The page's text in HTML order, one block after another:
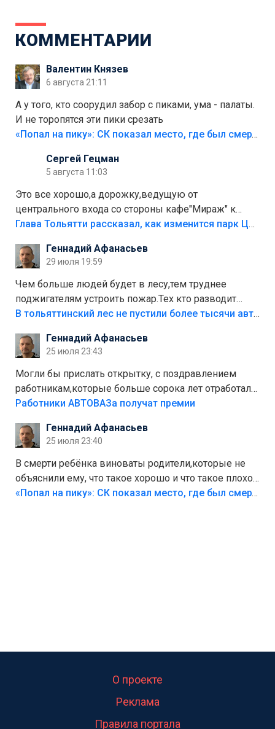
КОММЕНТАРИИ
Валентин Князев
6 августа 21:11
А у того, кто соорудил забор с пиками, ума - палаты.
И не торопятся эти пики срезать
«Попал на пику»: СК показал место, где был смертельно травмирован ребенок в Тольятти
Сергей Гецман
5 августа 11:03
Это все хорошо,а дорожку,ведущую от
центрального входа со стороны кафе"Мираж" к
аттракционам слабо доделать?А то бордюры
лежала в парке и испортилась.Да еще,видимо,часть
украли.
Глава Тольятти рассказал, как изменится парк Центрального района
Геннадий Афанасьев
29 июля 19:59
Чем больше людей будет в лесу,тем труднее
поджигателям устроить пожар.Тех кто разводит
костры,тех надо безбожно штрафовать.Камер полно
Штрафы мизерные.
В тольяттинский лес не пустили более тысячи автомобилей
Геннадий Афанасьев
25 июля 23:43
Могли бы прислать открытку, с поздравлением
работникам,которые больше сорока лет отработали
на предприятии.
Работники АВТОВАЗа получат премии
Геннадий Афанасьев
25 июля 23:40
В смерти ребёнка виноваты родители,которые не
объяснили ему, что такое хорошо и что такое плохо!
Лезть через такой забор,верх безумия,есть же
«Попал на пику»: СК показал место, где был смертельно травмирован ребенок в Тольятти
О проекте
Реклама
Правила портала